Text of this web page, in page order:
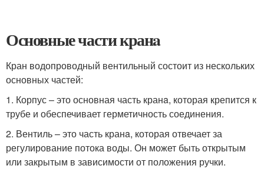
Основные части кранa
Кран водопроводный вентильный состоит из нескольких
основных частей:
1. Корпус – это основная часть кранa, которая крепится к
трубе и обеспечивает герметичность соединения.
2. Вентиль – это часть кранa, которая отвечает за
регулирование потока воды. Он может быть открытым
или закрытым в зависимости от положения ручки.